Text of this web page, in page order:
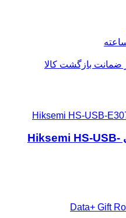
فلش 64 گیگ otg هایک سمی Hiksemi HS-USB-